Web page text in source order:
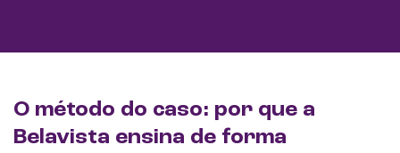
O método do caso: por que a
Belavista ensina de forma